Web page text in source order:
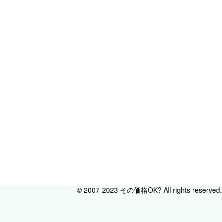
© 2007-2023 その価格OK? All rights reserved.